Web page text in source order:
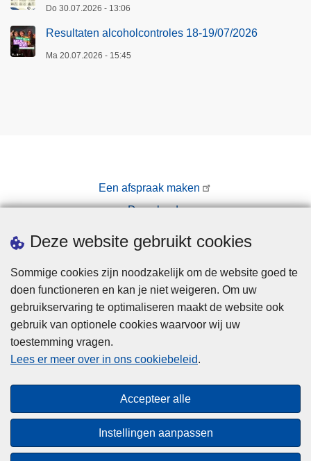
Gent. Waarmee kan ik je vandaag van
dienst zijn?
Start chat
teaser
Deze website gebruikt cookies
Sommige cookies zijn noodzakelijk om de website goed te
doen functioneren en kan je niet weigeren. Om uw
gebruikservaring te optimaliseren maakt de website ook
gebruik van optionele cookies waarvoor wij uw
toestemming vragen.
Lees er meer over in ons cookiebeleid.
Accepteer alle
Instellingen aanpassen
Do 30.07.2026 - 13:06
Resultaten alcoholcontroles 18-19/07/2026
Ma 20.07.2026 - 15:45
Een afspraak maken
Downloads
Privacy
Cookies
Toegankelijkheid
© 2026 Politie.be